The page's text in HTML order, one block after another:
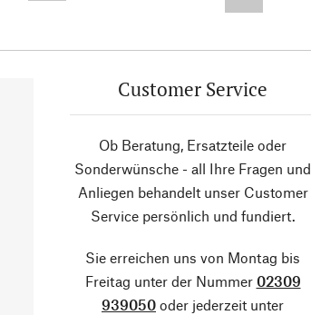
Customer Service
Ob Beratung, Ersatzteile oder
Sonderwünsche - all Ihre Fragen und
Anliegen behandelt unser Customer
Service persönlich und fundiert.
Sie erreichen uns von Montag bis
Freitag unter der Nummer 02309
939050 oder jederzeit unter